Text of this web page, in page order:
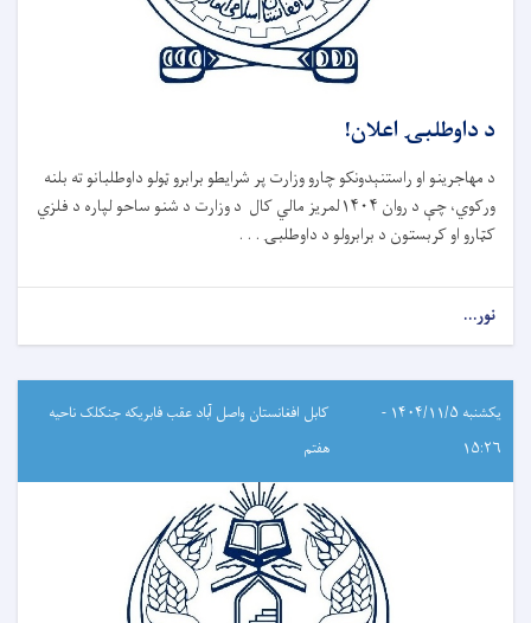
د داوطلبۍ اعلان!
د مهاجرینو او راستنېدونکو چارو وزارت پر شرایطو برابرو ټولو داوطلبانو ته بلنه
ورکوي، چې د روان ۱۴۰۴لمریز مالي کال د وزارت د شنو ساحو لپاره د فلزي
کټارو او کربستون د برابرولو د داوطلبۍ . . .
نور...
یکشنبه ۱۴۰۴/۱۱/۵ -
۱۵:۲۶
کابل افغانستان واصل آباد عقب فابریکه جنکلک ناحیه
هفتم